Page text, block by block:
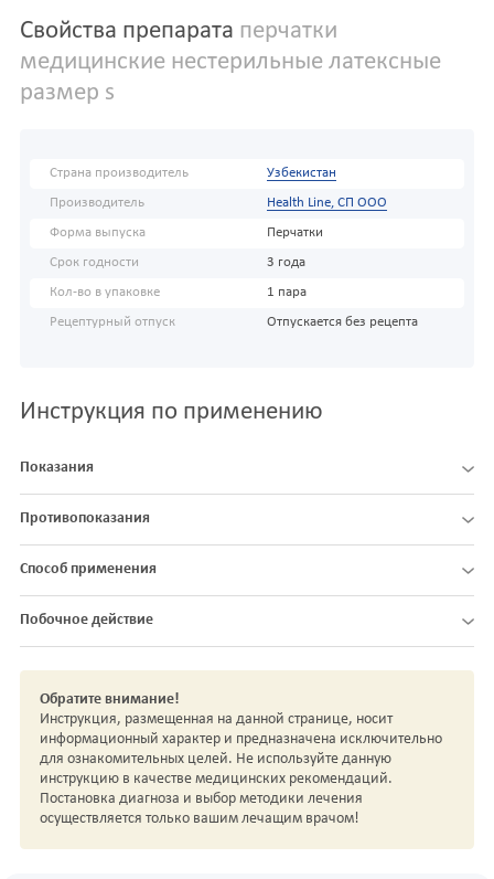
Свойства препарата перчатки
медицинские нестерильные латексные
размер s
Страна производитель Узбекистан
Производитель Health Line, СП ООО
Форма выпуска Перчатки
Срок годности 3 года
Кол-во в упаковке 1 пара
Рецептурный отпуск Отпускается без рецепта
Инструкция по применению
Показания
Противопоказания
Способ применения
Побочное действие
Обратите внимание!
Инструкция, размещенная на данной странице, носит
информационный характер и предназначена исключительно
для ознакомительных целей. Не используйте данную
инструкцию в качестве медицинских рекомендаций.
Постановка диагноза и выбор методики лечения
осуществляется только вашим лечащим врачом!